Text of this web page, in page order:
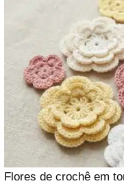
Flores de crochê em